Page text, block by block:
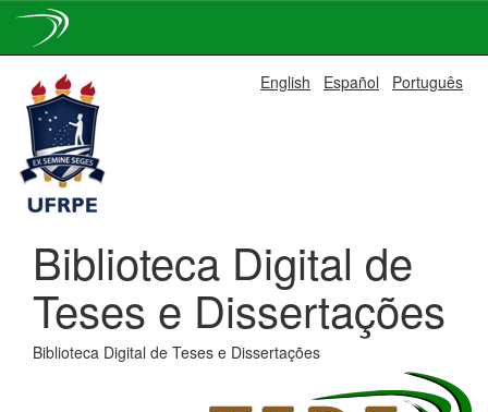
navigation
English Español Português
Biblioteca Digital de
Teses e Dissertações
Biblioteca Digital de Teses e Dissertações